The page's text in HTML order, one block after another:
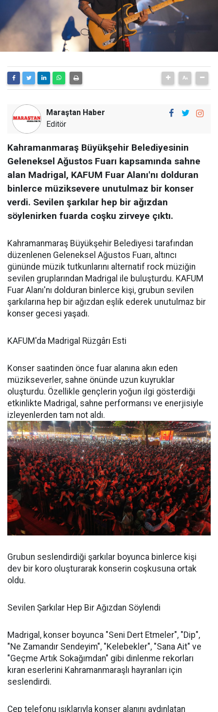
Maraştan Haber
Editör
Kahramanmaraş Büyükşehir Belediyesinin
Geleneksel Ağustos Fuarı kapsamında sahne
alan Madrigal, KAFUM Fuar Alanı'nı dolduran
binlerce müziksevere unutulmaz bir konser
verdi. Sevilen şarkılar hep bir ağızdan
söylenirken fuarda coşku zirveye çıktı.
Kahramanmaraş Büyükşehir Belediyesi tarafından
düzenlenen Geleneksel Ağustos Fuarı, altıncı
gününde müzik tutkunlarını alternatif rock müziğin
sevilen gruplarından Madrigal ile buluşturdu. KAFUM
Fuar Alanı'nı dolduran binlerce kişi, grubun sevilen
şarkılarına hep bir ağızdan eşlik ederek unutulmaz bir
konser gecesi yaşadı.
KAFUM'da Madrigal Rüzgârı Esti
Konser saatinden önce fuar alanına akın eden
müzikseverler, sahne önünde uzun kuyruklar
oluşturdu. Özellikle gençlerin yoğun ilgi gösterdiği
etkinlikte Madrigal, sahne performansı ve enerjisiyle
izleyenlerden tam not aldı.
Grubun seslendirdiği şarkılar boyunca binlerce kişi
dev bir koro oluşturarak konserin coşkusuna ortak
oldu.
Sevilen Şarkılar Hep Bir Ağızdan Söylendi
Madrigal, konser boyunca "Seni Dert Etmeler", "Dip",
"Ne Zamandır Sendeyim", "Kelebekler", "Sana Ait" ve
"Geçme Artık Sokağımdan" gibi dinlenme rekorları
kıran eserlerini Kahramanmaraşlı hayranları için
seslendirdi.
Cep telefonu ışıklarıyla konser alanını aydınlatan